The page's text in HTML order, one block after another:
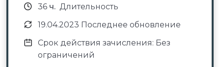
36ч. Длительность
19.04.2023 Последнее обновление
Срок действия зачисления: Без
ограничений